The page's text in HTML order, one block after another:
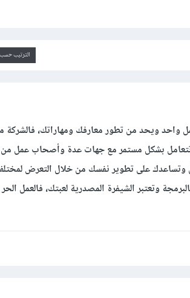
الترتيب حسب
ويحد من تطور معارفك ومهاراتك، فالشركة
تتعامل بشكل مستمر مع جهات عدة وأصحاب عمل من
على تطوير نفسك من خلال التعرض
وتعتبر الشيفرة المصدرية لعبتك، فالعمل